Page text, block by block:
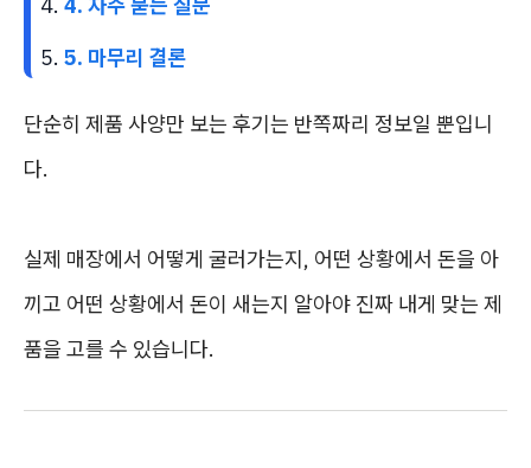
5. 마무리 결론
단순히 제품 사양만 보는 후기는 반쪽짜리 정보일 뿐입니
다.
실제 매장에서 어떻게 굴러가는지, 어떤 상황에서 돈을 아
끼고 어떤 상황에서 돈이 새는지 알아야 진짜 내게 맞는 제
품을 고를 수 있습니다.